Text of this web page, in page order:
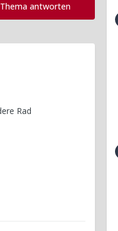
antworten
Rad